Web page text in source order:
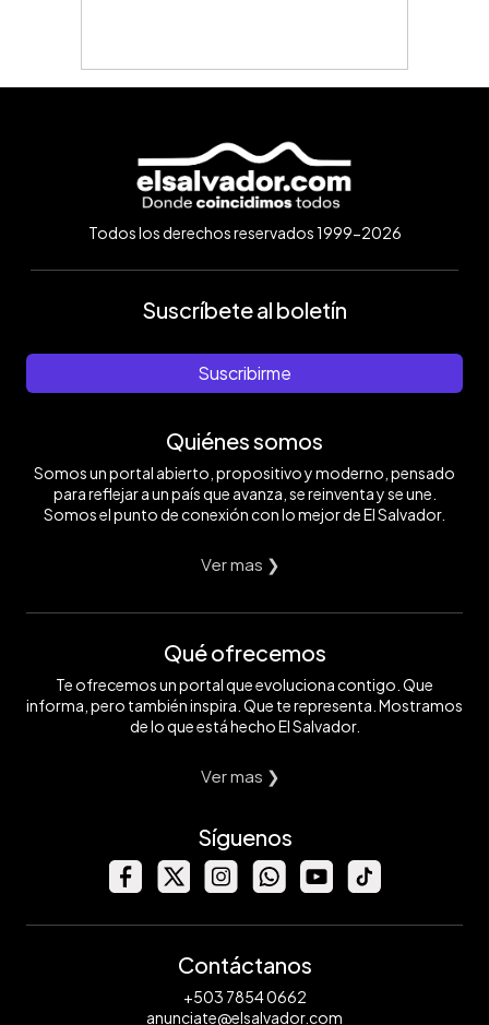
Todos los derechos reservados 1999-2026
Suscríbete al boletín
Suscribirme
Quiénes somos
Somos un portal abierto, propositivo y moderno, pensado
para reflejar a un país que avanza, se reinventa y se une.
Somos el punto de conexión con lo mejor de El Salvador.
Ver mas ❯
Qué ofrecemos
Te ofrecemos un portal que evoluciona contigo. Que
informa, pero también inspira. Que te representa. Mostramos
de lo que está hecho El Salvador.
Ver mas ❯
Síguenos
Contáctanos
+503 7854 0662
anunciate@elsalvador.com